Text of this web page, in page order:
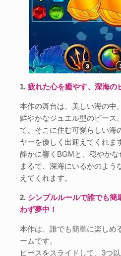
1.疲れた心を癒やす、深海の
本作の舞台は、美しい海の中。
鮮やかなジュエル型のピース
て、そこに住む可愛らしい海
ヤーを優しく出迎えてくれま
静かに響くBGMと、穏やかな
まるで、深海にいるかのよう
えてくれます。
2. シンプルルールで誰でも簡
わず夢中！
本作は、誰でも簡単に楽しめ
ームです。
ピースをスライドして、3つ